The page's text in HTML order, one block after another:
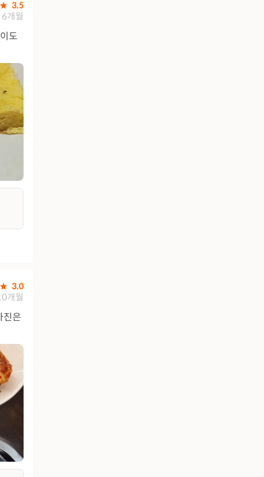
3.5
6개월
도
3.0
개월
진은